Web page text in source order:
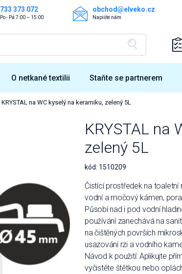
733 373 072
Po - Pá 7:00 – 15:00
obchod@elveko.cz
Napište nám
O netkané textilii Staňte se partnerem
KRYSTAL na WC kyselý na keramiku, zelený 5L
KRYSTAL na
zelený 5L
kód: 1510209
Čistící prostředek na toaletní
vodní a močový kámen,
Působí nad i pod vodní
používání zanechává na
na čištěných površích
usazování rzi a vodního
Návod k použití: Aplikujte
vyčistěte štětkou nebo